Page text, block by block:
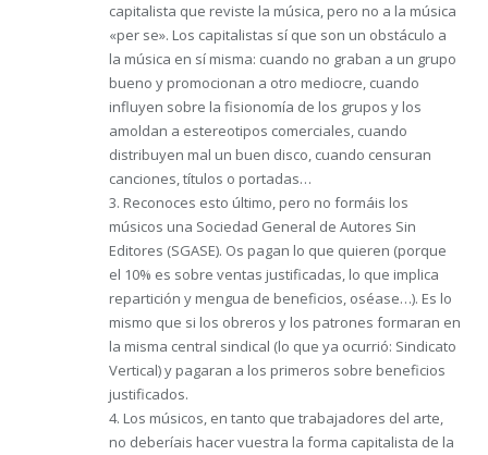
capitalista que reviste la música, pero no a la música
«per se». Los capitalistas sí que son un obstáculo a
la música en sí misma: cuando no graban a un grupo
bueno y promocionan a otro mediocre, cuando
influyen sobre la fisionomía de los grupos y los
amoldan a estereotipos comerciales, cuando
distribuyen mal un buen disco, cuando censuran
canciones, títulos o portadas…
3. Reconoces esto último, pero no formáis los
músicos una Sociedad General de Autores Sin
Editores (SGASE). Os pagan lo que quieren (porque
el 10% es sobre ventas justificadas, lo que implica
repartición y mengua de beneficios, oséase…). Es lo
mismo que si los obreros y los patrones formaran en
la misma central sindical (lo que ya ocurrió: Sindicato
Vertical) y pagaran a los primeros sobre beneficios
justificados.
4. Los músicos, en tanto que trabajadores del arte,
no deberíais hacer vuestra la forma capitalista de la